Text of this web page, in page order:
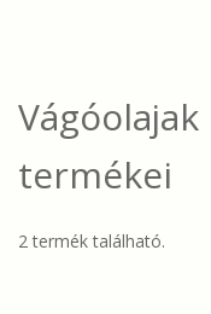
Vágóolajak
termékei
2 termék található.